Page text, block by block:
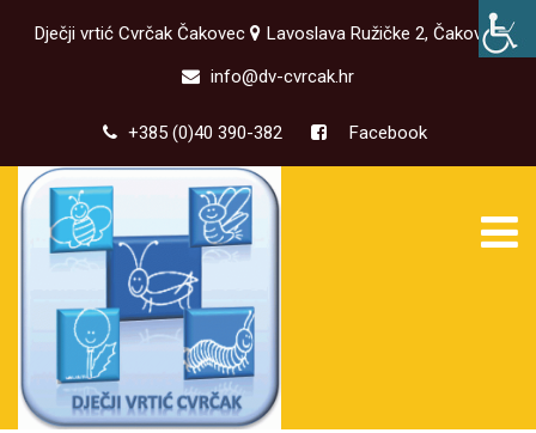
Dječji vrtić Cvrčak Čakovec
Lavoslava Ružičke 2, Čakovec
info@dv-cvrcak.hr
+385 (0)40 390-382 Facebook